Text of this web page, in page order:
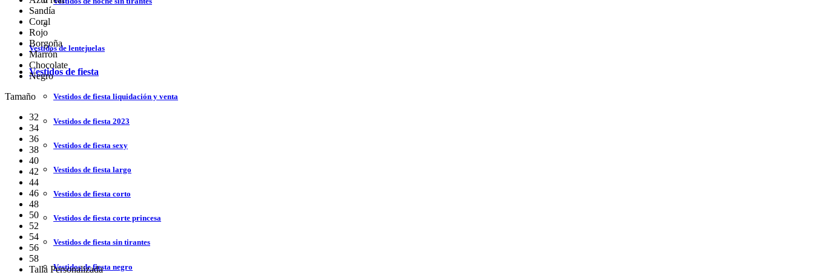
Vestidos de lentejuelas
Vestidos de fiesta
Vestidos de fiesta liquidación y venta
Vestidos de fiesta 2023
Vestidos de fiesta sexy
Vestidos de fiesta largo
Vestidos de fiesta corto
Vestidos de fiesta corte princesa
Vestidos de fiesta sin tirantes
Vestidos de fiesta negro
Sandía
Coral
Rojo
Borgoña
Marrón
Chocolate
Negro
Tamaño
32
34
36
38
40
42
44
46
48
50
52
54
56
58
Talla Personalizada